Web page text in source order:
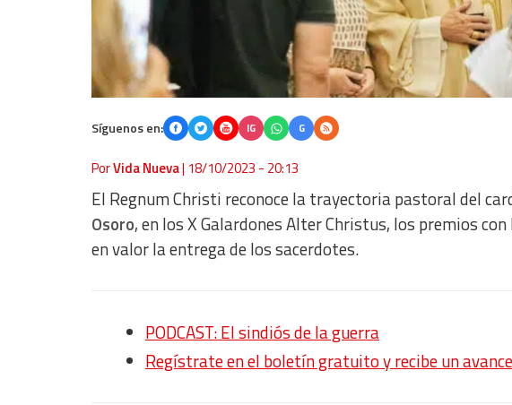
Síguenos en: IG G
PorVida Nueva| 18/10/2023 - 20:13
El Regnum Christi reconoce la trayectoria pastoral del
Osoro, en los X Galardones Alter Christus, los premios
en valor la entrega de los sacerdotes.
PODCAST: El sindiós de la guerra
Regístrate en el boletín gratuito y recibe un